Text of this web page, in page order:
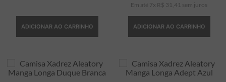
ADICIONAR AO CARRINHO
Em até 7 x R$ 31 41 sem juros
ADICIONAR AO CARRINHO